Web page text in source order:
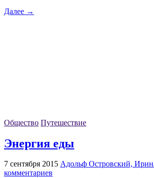
Далее →
Общество Путешествие
Энергия еды
7 сентября 2015 Адольф Островский,
комментариев